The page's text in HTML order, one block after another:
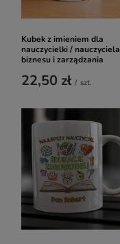
Kubek z imieniem dla
nauczycielki / nauczyciela
biznesu i zarządzania
22,50 zł / szt.